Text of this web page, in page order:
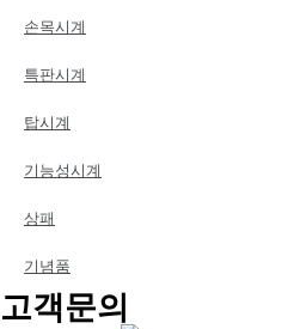
손목시계
특판시계
탑시계
기능성시계
상패
기념품
고객문의